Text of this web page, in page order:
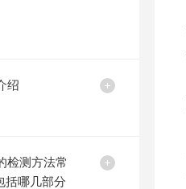
绍
检测方法常
括哪几部分